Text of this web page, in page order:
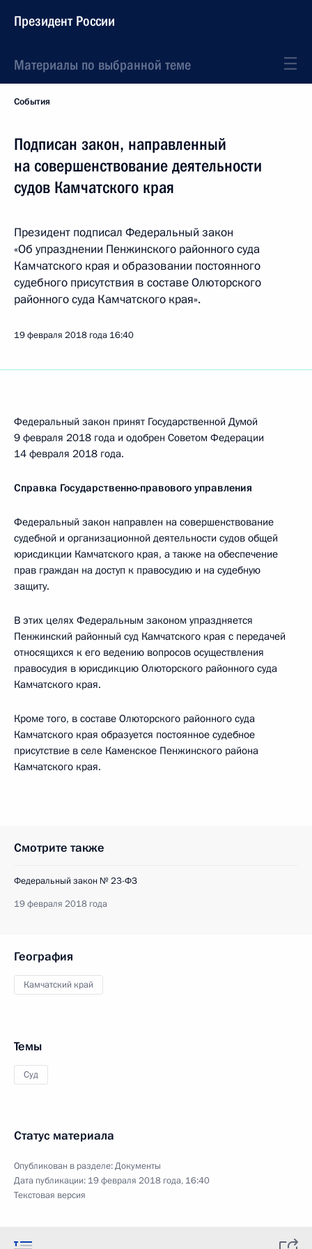
Президент России
Материалы по выбранной теме
События
Подписан закон, направленный
на совершенствование деятельности
судов Камчатского края
Президент подписал Федеральный закон
«Об упразднении Пенжинского районного суда
Камчатского края и образовании постоянного
судебного присутствия в составе Олюторского
районного суда Камчатского края».
19 февраля 2018 года 16:40
Федеральный закон принят Государственной Думой
9 февраля 2018 года и одобрен Советом Федерации
14 февраля 2018 года.
Справка Государственно-правового управления
Федеральный закон направлен на совершенствование
судебной и организационной деятельности судов общей
юрисдикции Камчатского края, а также на обеспечение
прав граждан на доступ к правосудию и на судебную
защиту.
В этих целях Федеральным законом упраздняется
Пенжинский районный суд Камчатского края с передачей
относящихся к его ведению вопросов осуществления
правосудия в юрисдикцию Олюторского районного суда
Камчатского края.
Кроме того, в составе Олюторского районного суда
Камчатского края образуется постоянное судебное
присутствие в селе Каменское Пенжинского района
Камчатского края.
Смотрите также
Федеральный закон № 23-ФЗ
19 февраля 2018 года
География
Камчатский край
Темы
Суд
Статус материала
Опубликован в разделе:Документы
Дата публикации: 19 февраля 2018 года, 16:40
Текстовая версия